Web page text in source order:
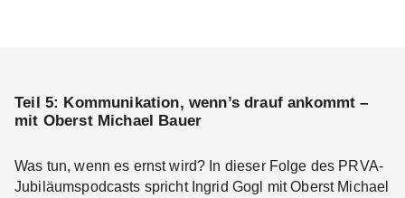
Teil 5: Kommunikation, wenn’s drauf ankommt –
mit Oberst Michael Bauer
Was tun, wenn es ernst wird? In dieser Folge des PRVA-
Jubiläumspodcasts spricht Ingrid Gogl mit Oberst Michael